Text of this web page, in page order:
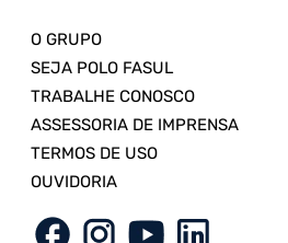
O GRUPO
SEJA POLO FASUL
TRABALHE CONOSCO
ASSESSORIA DE IMPRENSA
TERMOS DE USO
OUVIDORIA